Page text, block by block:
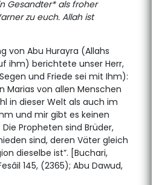
Gesandter* als froher
zu euch. Allah ist
von Abu Hurayra (Allahs
ihm) berichtete unser Herr,
und Friede sei mit Ihm):
Marias von allen Menschen
in dieser Welt als auch im
und mir gibt es keinen
Propheten sind Brüder,
sind, deren Väter gleich
dieselbe ist”. [Buchari,
145, (2365); Abu Dawud,